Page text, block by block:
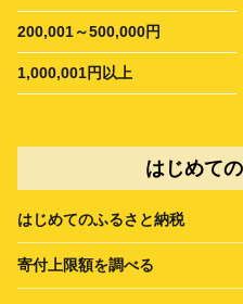
200,001～500,000円
1,000,001円以上
はじめて
はじめてのふるさと納税
寄付上限額を調べる